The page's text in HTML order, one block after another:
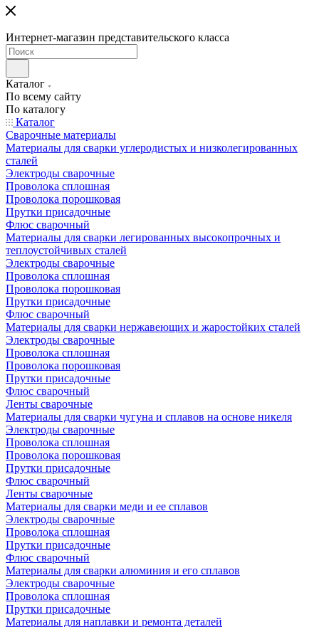
Интернет-магазин представительского класса
Каталог
По всему сайту
По каталогу
Каталог
Сварочные материалы
Материалы для сварки углеродистых и низколегированных
сталей
Электроды сварочные
Проволока сплошная
Проволока порошковая
Прутки присадочные
Флюс сварочный
Материалы для сварки легированных высокопрочных и
теплоустойчивых сталей
Электроды сварочные
Проволока сплошная
Проволока порошковая
Прутки присадочные
Флюс сварочный
Материалы для сварки нержавеющих и жаростойких сталей
Электроды сварочные
Проволока сплошная
Проволока порошковая
Прутки присадочные
Флюс сварочный
Ленты сварочные
Материалы для сварки чугуна и сплавов на основе никеля
Электроды сварочные
Проволока сплошная
Проволока порошковая
Прутки присадочные
Флюс сварочный
Ленты сварочные
Материалы для сварки меди и ее сплавов
Электроды сварочные
Проволока сплошная
Прутки присадочные
Флюс сварочный
Материалы для сварки алюминия и его сплавов
Электроды сварочные
Проволока сплошная
Прутки присадочные
Материалы для наплавки и ремонта деталей